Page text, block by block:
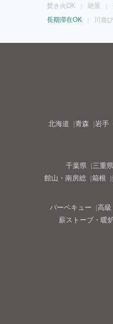
焚き火OK
絶景
長期滞在OK
川遊び
北海道 青森 岩手
千葉県 三重県
館山・南房総
箱根
バーベキュー 高
薪ストーブ・暖